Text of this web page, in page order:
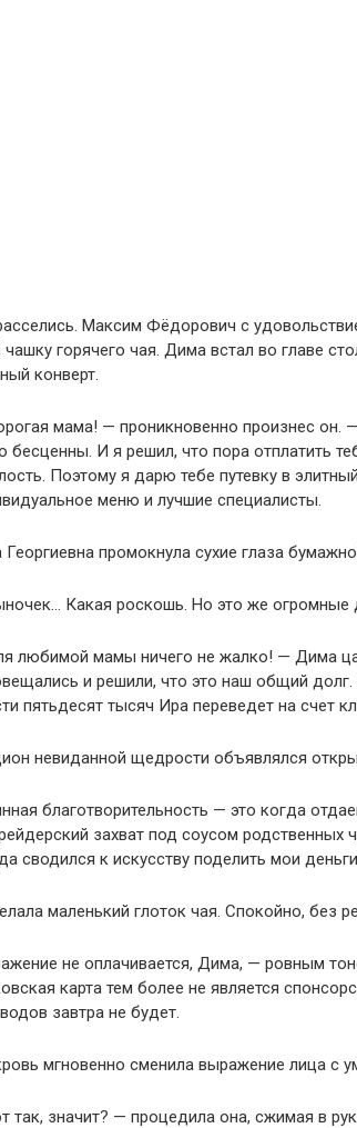
Максим Фёдорович с
чашку горячего чая. Дима встал во главе
конверт.
мама! — проникновенно произнес он.
бесценны. И я решил, что пора отплатить
Поэтому я дарю тебе путевку в
меню и лучшие специалисты.
Георгиевна промокнула сухие глаза
Какая роскошь. Но это же огромные
любимой мамы ничего не жалко! — Дима
и решили, что это наш общий
пятьдесят тысяч Ира переведет на счет
невиданной щедрости объявлялся
благотворительность — это когда
захват под соусом
сводился к искусству поделить мои
маленький глоток чая. Спокойно, без
не оплачивается, Дима, — ровным
карта тем более не является
завтра не будет.
мгновенно сменила выражение лица с
так, значит? — процедила она, сжимая в